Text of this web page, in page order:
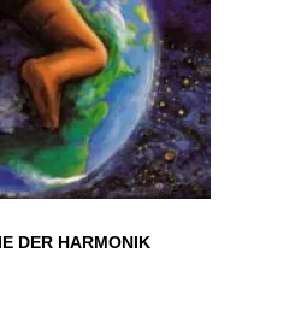
DER HARMONIK